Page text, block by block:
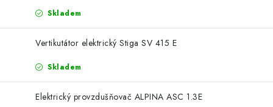
Skladem
Vertikutátor elektrický Stiga SV 415 E
Skladem
Elektrický provzdušňovač ALPINA ASC 1.3E